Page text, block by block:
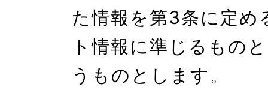
た情報を第3条に定め
ト情報に準じるもの
うものとします。